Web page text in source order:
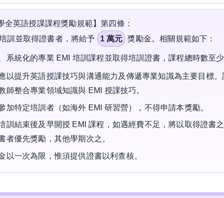
全英語授課課程獎勵規範】第四條：
訓並取得證書者，將給予
1 萬元 獎勵金。相關規範如下：
系統化的專業 EMI 培訓課程並取得培訓證書，課程總時數至
以提升英語授課技巧與溝通能力及傳遞專業知識為主要目標
師整合專業領域知識與 EMI 授課技巧。
加特定培訓者（如海外 EMI 研習營），不得申請本獎勵。
訓結束後及早開授 EMI 課程，如遇經費不足，將以取得證書
者優先獎勵，其他學期次之。
以一次為限，惟須提供證書以利查核。